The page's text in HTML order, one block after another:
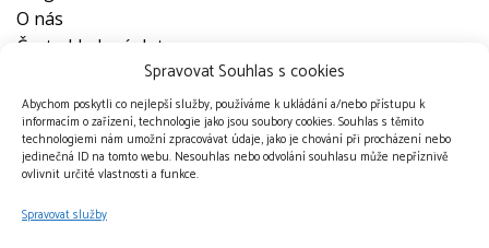
Spravovat Souhlas s cookies
Abychom poskytli co nejlepší služby, používáme k ukládání a/nebo přístupu k
informacím o zařízení, technologie jako jsou soubory cookies. Souhlas s těmito
technologiemi nám umožní zpracovávat údaje, jako je chování při procházení nebo
jedinečná ID na tomto webu. Nesouhlas nebo odvolání souhlasu může nepříznivě
ovlivnit určité vlastnosti a funkce.
Spravovat služby
O nás
Často kladené dotazy
Obchodní podmínky
Nevyzvednuté objednávky
Ochrana osobních údajů
Doprava a platební metody
Kontakt